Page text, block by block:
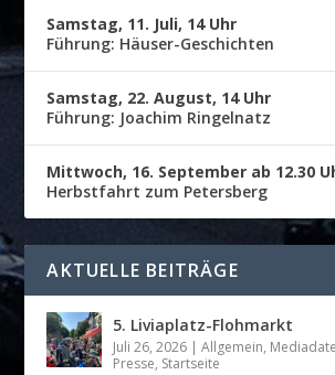
Samstag, 11. Juli, 14 Uhr
Führung: Häuser-Geschichten
Samstag, 22. August, 14 Uhr
Führung: Joachim Ringelnatz
Mittwoch, 16. September ab 12.30
Herbstfahrt zum Petersberg
AKTUELLE BEITRÄGE
5. Liviaplatz-Flohmarkt
Juli 26, 2026 |Allgemein,
Presse, Startseite